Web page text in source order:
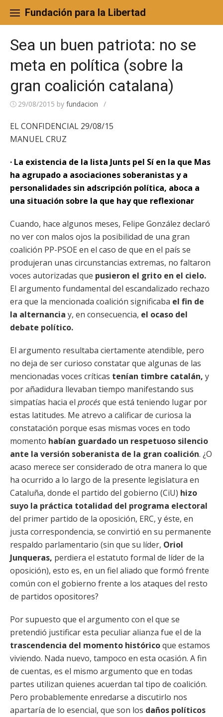
content
Fundación para la Libertad
Sea un buen patriota: no se
meta en política (sobre la
gran coalición catalana)
29/08/2015 by fundacion /
EL CONFIDENCIAL 29/08/15
MANUEL CRUZ
· La existencia de la lista Junts pel Sí en la que Mas
ha agrupado a asociaciones soberanistas y a
personalidades sin adscripción política, aboca a
una situación sobre la que hay que reflexionar
Cuando, hace algunos meses, Felipe González declaró
no ver con malos ojos la posibilidad de una gran
coalición PP-PSOE en el caso de que en el país se
produjeran unas circunstancias extremas, no faltaron
voces autorizadas que pusieron el grito en el cielo.
El argumento fundamental del escandalizado rechazo
era que la mencionada coalición significaba el fin de
la alternancia y, en consecuencia, el ocaso del
debate político.
El argumento resultaba ciertamente atendible, pero
no deja de ser curioso constatar que algunas de las
mencionadas voces críticas tenían timbre catalán, y
por añadidura llevaban tiempo manifestando sus
simpatías hacia el procésque está teniendo lugar por
estas latitudes. Me atrevo a calificar de curiosa la
constatación porque esas mismas voces en todo
momento habían guardado un respetuoso silencio
ante la versión soberanista de la gran coalición. ¿O
acaso merece ser considerado de otra manera lo que
ha ocurrido a lo largo de la presente legislatura en
Cataluña, donde el partido del gobierno (CiU) hizo
suyo la práctica totalidad del programa electoral
del primer partido de la oposición, ERC, y éste, en
justa correspondencia, se convirtió en su permanente
respaldo parlamentario (sin que su líder, Oriol
Junqueras, perdiera el estatuto formal de líder de la
oposición), esto es, en un fiel aliado que formó frente
común con el gobierno frente a los ataques del resto
de partidos opositores?
Por supuesto que el argumento con el que se
pretendió justificar esta peculiar alianza fue el de la
trascendencia del momento históricoque estamos
viviendo. Nada nuevo, tampoco en esta ocasión. A fin
de cuentas, es el mismo argumento que en todas
partes utilizan quienes acuerdan tal tipo de coalición.
Pero probablemente enredarse a discutirlo nos
apartaría de lo esencial, que son los daños políticos